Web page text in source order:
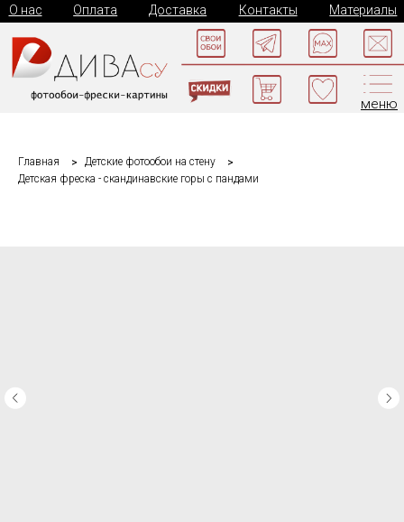
Контакты Материалы
О нас Доставка
Оплата
меню
Главная
Детские фотообои на стену
Детская фреска - скандинавские горы с пандами